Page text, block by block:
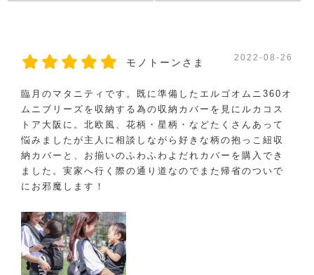
モノトーンさま 2022-08-26
臨月のマタニティです。既に準備したエルゴオムニ360オ
ムニブリーズを収納する為の収納カバーを見にルカコス
トア大阪に。北欧風、花柄・星柄・などたくさんあって
悩みましたが主人に相談しながら好きな柄の抱っこ紐収
納カバーと、お揃いのふわふわよだれカバーを購入でき
ました。実家へ行く際の通り道なのでまた帰省のついで
にお邪魔します！